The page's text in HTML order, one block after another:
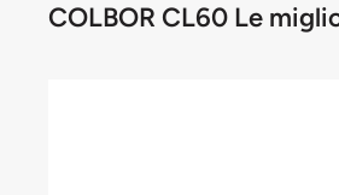
COLBOR CL60 Le